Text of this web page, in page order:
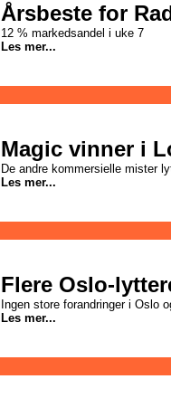
Årsbeste for
12 % markedsandel i uke 7
Les mer...
Magic vinner i
De andre kommersielle mister
Les mer...
Flere Oslo-
Ingen store forandringer i Oslo
Les mer...